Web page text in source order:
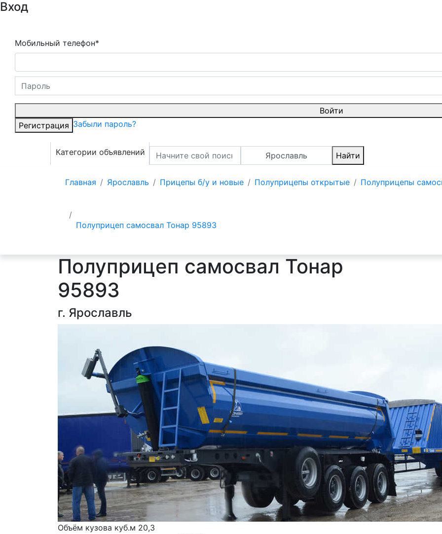
Вход
Мобильный телефон*
Войти
Регистрация Забыли пароль?
Категории объявлений Ярославль Найти
Главная Ярославль Прицепы б/у и новые Полуприцепы открытые Полуприцепы
Полуприцеп самосвал Тонар 95893
Полуприцеп самосвал Тонар
95893
г. Ярославль
Объём кузова куб.м 20,3